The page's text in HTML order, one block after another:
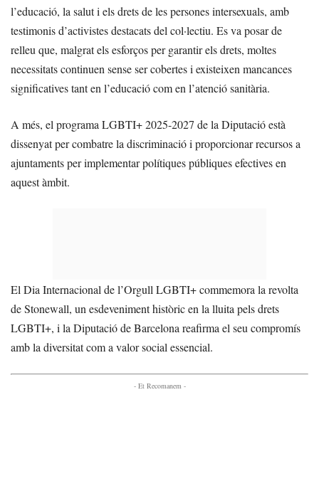
l’educació, la salut i els drets de les persones intersexuals, amb
testimonis d’activistes destacats del col·lectiu. Es va posar de
relleu que, malgrat els esforços per garantir els drets, moltes
necessitats continuen sense ser cobertes i existeixen mancances
significatives tant en l’educació com en l’atenció sanitària.
A més, el programa LGBTI+ 2025-2027 de la Diputació està
dissenyat per combatre la discriminació i proporcionar recursos a
ajuntaments per implementar polítiques públiques efectives en
aquest àmbit.
El Dia Internacional de l’Orgull LGBTI+ commemora la revolta
de Stonewall, un esdeveniment històric en la lluita pels drets
LGBTI+, i la Diputació de Barcelona reafirma el seu compromís
amb la diversitat com a valor social essencial.
- Et Recomanem -